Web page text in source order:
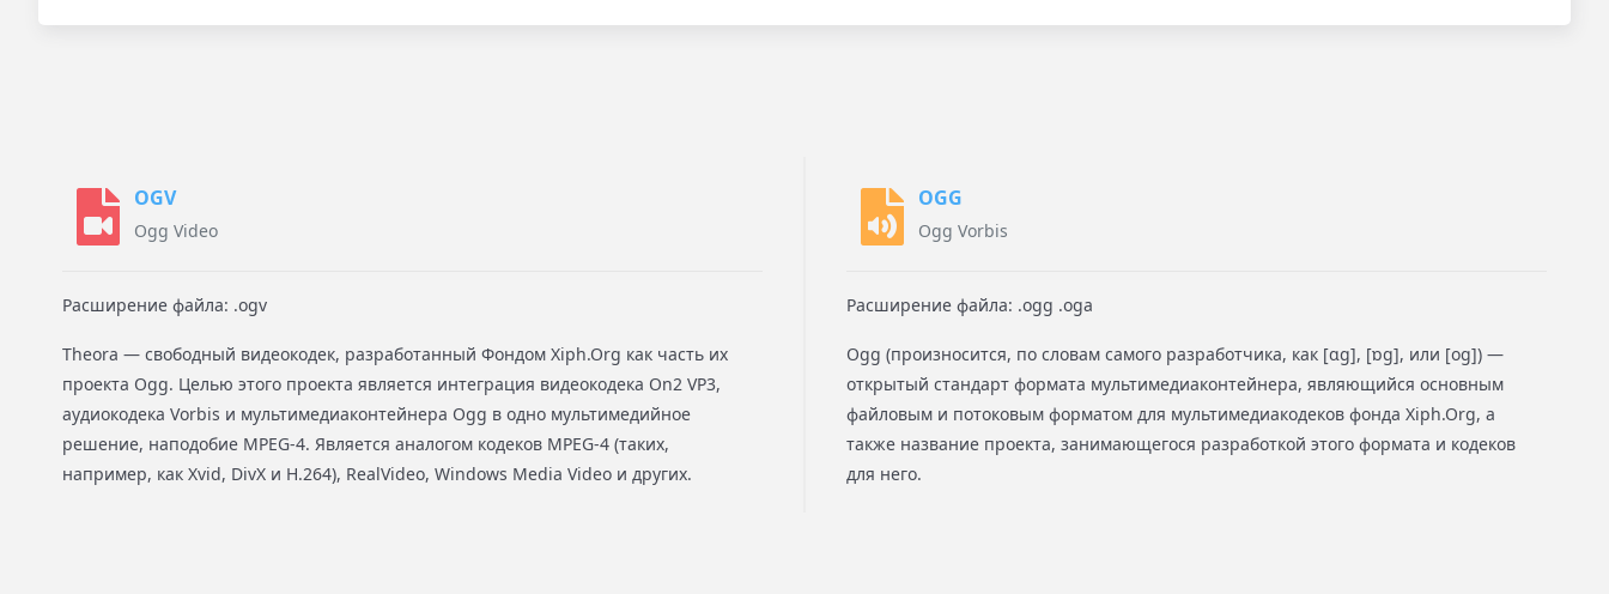
OGV
Ogg Video
Расширение файла: .ogv
Theora — свободный видеокодек, разработанный Фондом Xiph.Org как часть их
проекта Ogg. Целью этого проекта является интеграция видеокодека On2 VP3,
аудиокодека Vorbis и мультимедиаконтейнера Ogg в одно мультимедийное
решение, наподобие MPEG-4. Является аналогом кодеков MPEG-4 (таких,
например, как Xvid, DivX и H.264), RealVideo, Windows Media Video и других.
OGG
Ogg Vorbis
Расширение файла: .ogg .oga
Ogg (произносится, по словам самого разработчика, как [ɑg], [ɒg], или [og]) —
открытый стандарт формата мультимедиаконтейнера, являющийся основным
файловым и потоковым форматом для мультимедиакодеков фонда Xiph.Org, а
также название проекта, занимающегося разработкой этого формата и кодеков
для него.